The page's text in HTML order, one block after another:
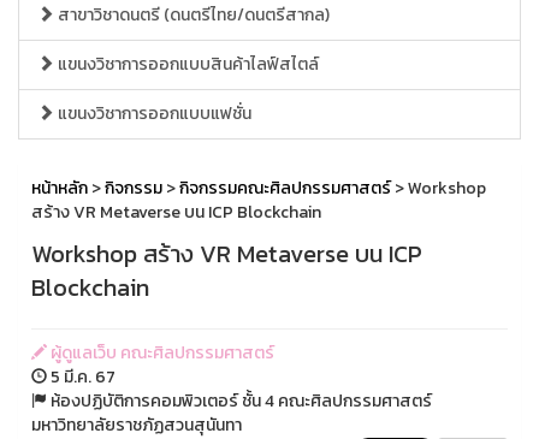
สาขาวิชาดนตรี (ดนตรีไทย/ดนตรีสากล)
แขนงวิชาการออกแบบสินค้าไลฟ์สไตล์
แขนงวิชาการออกแบบแฟชั่น
หน้าหลัก>กิจกรรม>กิจกรรมคณะศิลปกรรมศาสตร์> Workshop
สร้าง VR Metaverse บน ICP Blockchain
Workshop สร้าง VR Metaverse บน ICP
Blockchain
ผู้ดูแลเว็บ คณะศิลปกรรมศาสตร์
5 มี.ค. 67
ห้องปฏิบัติการคอมพิวเตอร์ ชั้น 4 คณะศิลปกรรมศาสตร์
มหาวิทยาลัยราชภัฏสวนสุนันทา